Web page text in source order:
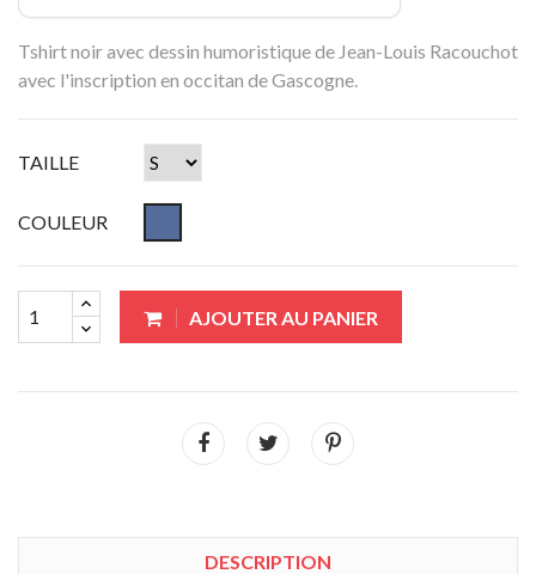
Tshirt noir avec dessin humoristique de Jean-Louis Racouchot
avec l'inscription en occitan de Gascogne.
TAILLE
COULEUR
AJOUTER AU PANIER
DESCRIPTION